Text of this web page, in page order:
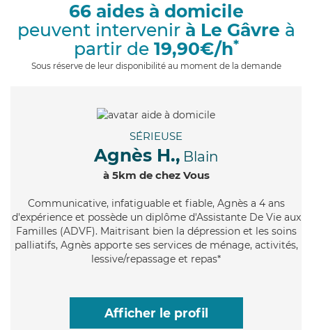
i
66 aides à domicile
peuvent intervenir à Le Gâvre à
partir de 19,90€/h*
Sous réserve de leur disponibilité au moment de la demande
SÉRIEUSE
Agnès H., Blain
à 5km de chez Vous
Communicative, infatiguable et fiable, Agnès a 4 ans
d'expérience et possède un diplôme d'Assistante De Vie aux
Familles (ADVF). Maitrisant bien la dépression et les soins
palliatifs, Agnès apporte ses services de ménage, activités,
lessive/repassage et repas*
Afficher le profil